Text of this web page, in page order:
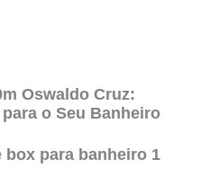
Oswaldo Cruz:
o Seu Banheiro
box para banheiro 1